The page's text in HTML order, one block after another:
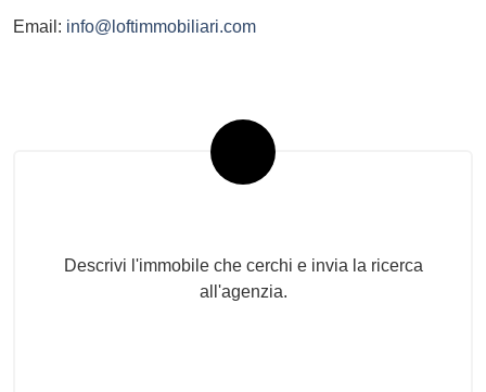
Email: info@loftimmobiliari.com
Descrivi l'immobile che cerchi e invia la ricerca
all'agenzia.